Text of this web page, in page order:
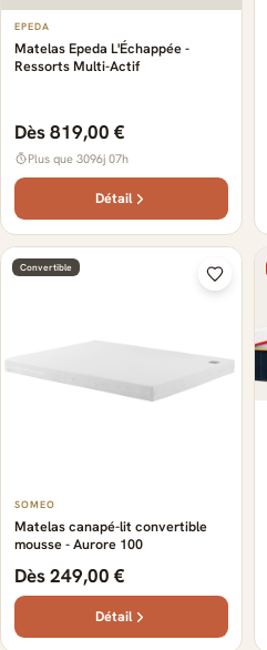
EPEDA
Matelas Epeda L'Échappée -
Ressorts Multi-Actif
Dès 819,00 €
Plus que 3096j 07h
Détail
Convertible
SOMEO
Matelas canapé-lit convertible
mousse - Aurore 100
Dès 249,00 €
Détail